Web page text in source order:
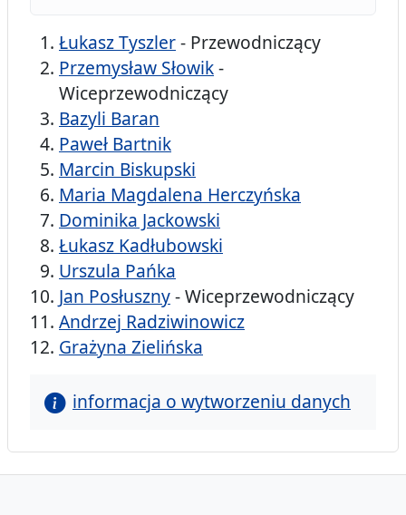
Łukasz Tyszler- Przewodniczący
Przemysław Słowik-
Wiceprzewodniczący
Bazyli Baran
Paweł Bartnik
Marcin Biskupski
Maria Magdalena Herczyńska
Dominika Jackowski
Łukasz Kadłubowski
Urszula Pańka
Jan Posłuszny- Wiceprzewodniczący
Andrzej Radziwinowicz
Grażyna Zielińska
informacja o wytworzeniu danych